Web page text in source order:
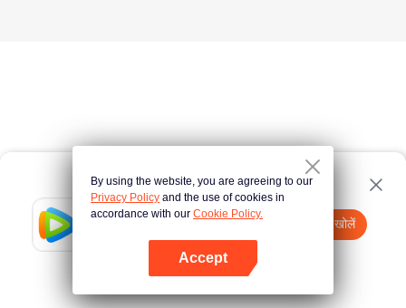
Tencent Video
App खोलें
please to try again
By using the website, you are agreeing to our
Privacy Policy and the use of cookies in
accordance with our Cookie Policy.
Accept